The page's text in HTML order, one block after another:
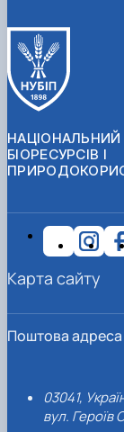
НАЦІОНАЛЬНИЙ
БІОРЕСУРСІВ І
Поштова адреса
03041,
вул. Героїв
Карта сайту